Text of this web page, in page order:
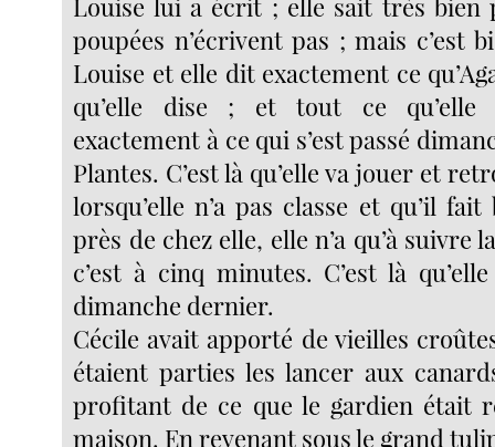
poupées n’écrivent pas ; mais c’est
Louise et elle dit exactement ce
qu’elle dise ; et tout ce qu’elle
exactement à ce qui s’est passé
Plantes. C’est là qu’elle va jouer et
lorsqu’elle n’a pas classe et qu’il
près de chez elle, elle n’a qu’à suivre
c’est à cinq minutes. C’est là
dimanche dernier.
Cécile avait apporté de vieilles
étaient parties les lancer aux
profitant de ce que le gardien était
maison. En revenant sous le grand